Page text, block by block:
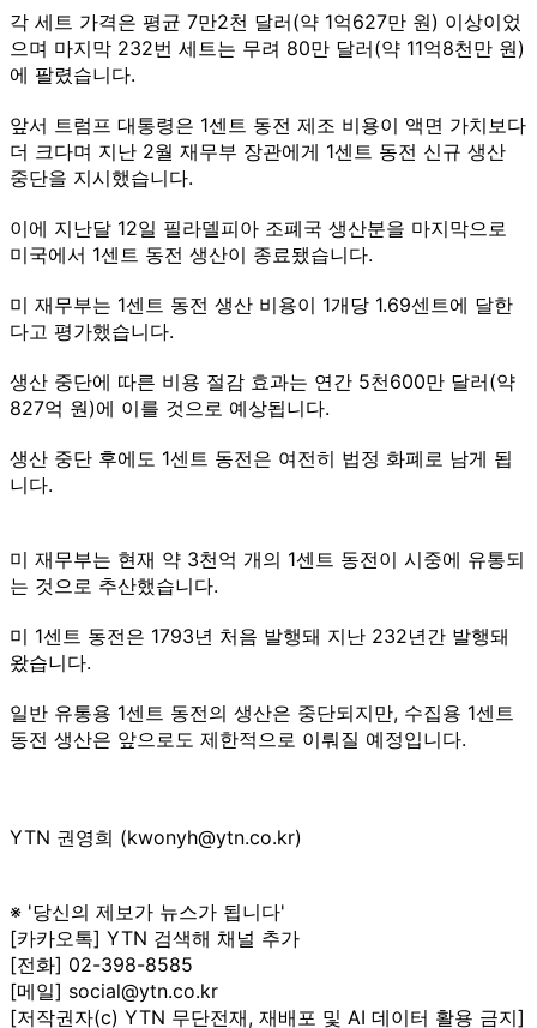
각 세트 가격은 평균 7만2천 달러(약 1억627만 원) 이상이었
으며 마지막 232번 세트는 무려 80만 달러(약 11억8천만 원)
에 팔렸습니다.
앞서 트럼프 대통령은 1센트 동전 제조 비용이 액면 가치보다
더 크다며 지난 2월 재무부 장관에게 1센트 동전 신규 생산
중단을 지시했습니다.
이에 지난달 12일 필라델피아 조폐국 생산분을 마지막으로
미국에서 1센트 동전 생산이 종료됐습니다.
미 재무부는 1센트 동전 생산 비용이 1개당 1.69센트에 달한
다고 평가했습니다.
생산 중단에 따른 비용 절감 효과는 연간 5천600만 달러(약
827억 원)에 이를 것으로 예상됩니다.
생산 중단 후에도 1센트 동전은 여전히 법정 화폐로 남게 됩
니다.
미 재무부는 현재 약 3천억 개의 1센트 동전이 시중에 유통되
는 것으로 추산했습니다.
미 1센트 동전은 1793년 처음 발행돼 지난 232년간 발행돼
왔습니다.
일반 유통용 1센트 동전의 생산은 중단되지만, 수집용 1센트
동전 생산은 앞으로도 제한적으로 이뤄질 예정입니다.
YTN 권영희 (kwonyh@ytn.co.kr)
※ '당신의 제보가 뉴스가 됩니다'
[카카오톡] YTN 검색해 채널 추가
[전화] 02-398-8585
[메일] social@ytn.co.kr
[저작권자(c) YTN 무단전재, 재배포 및 AI 데이터 활용 금지]